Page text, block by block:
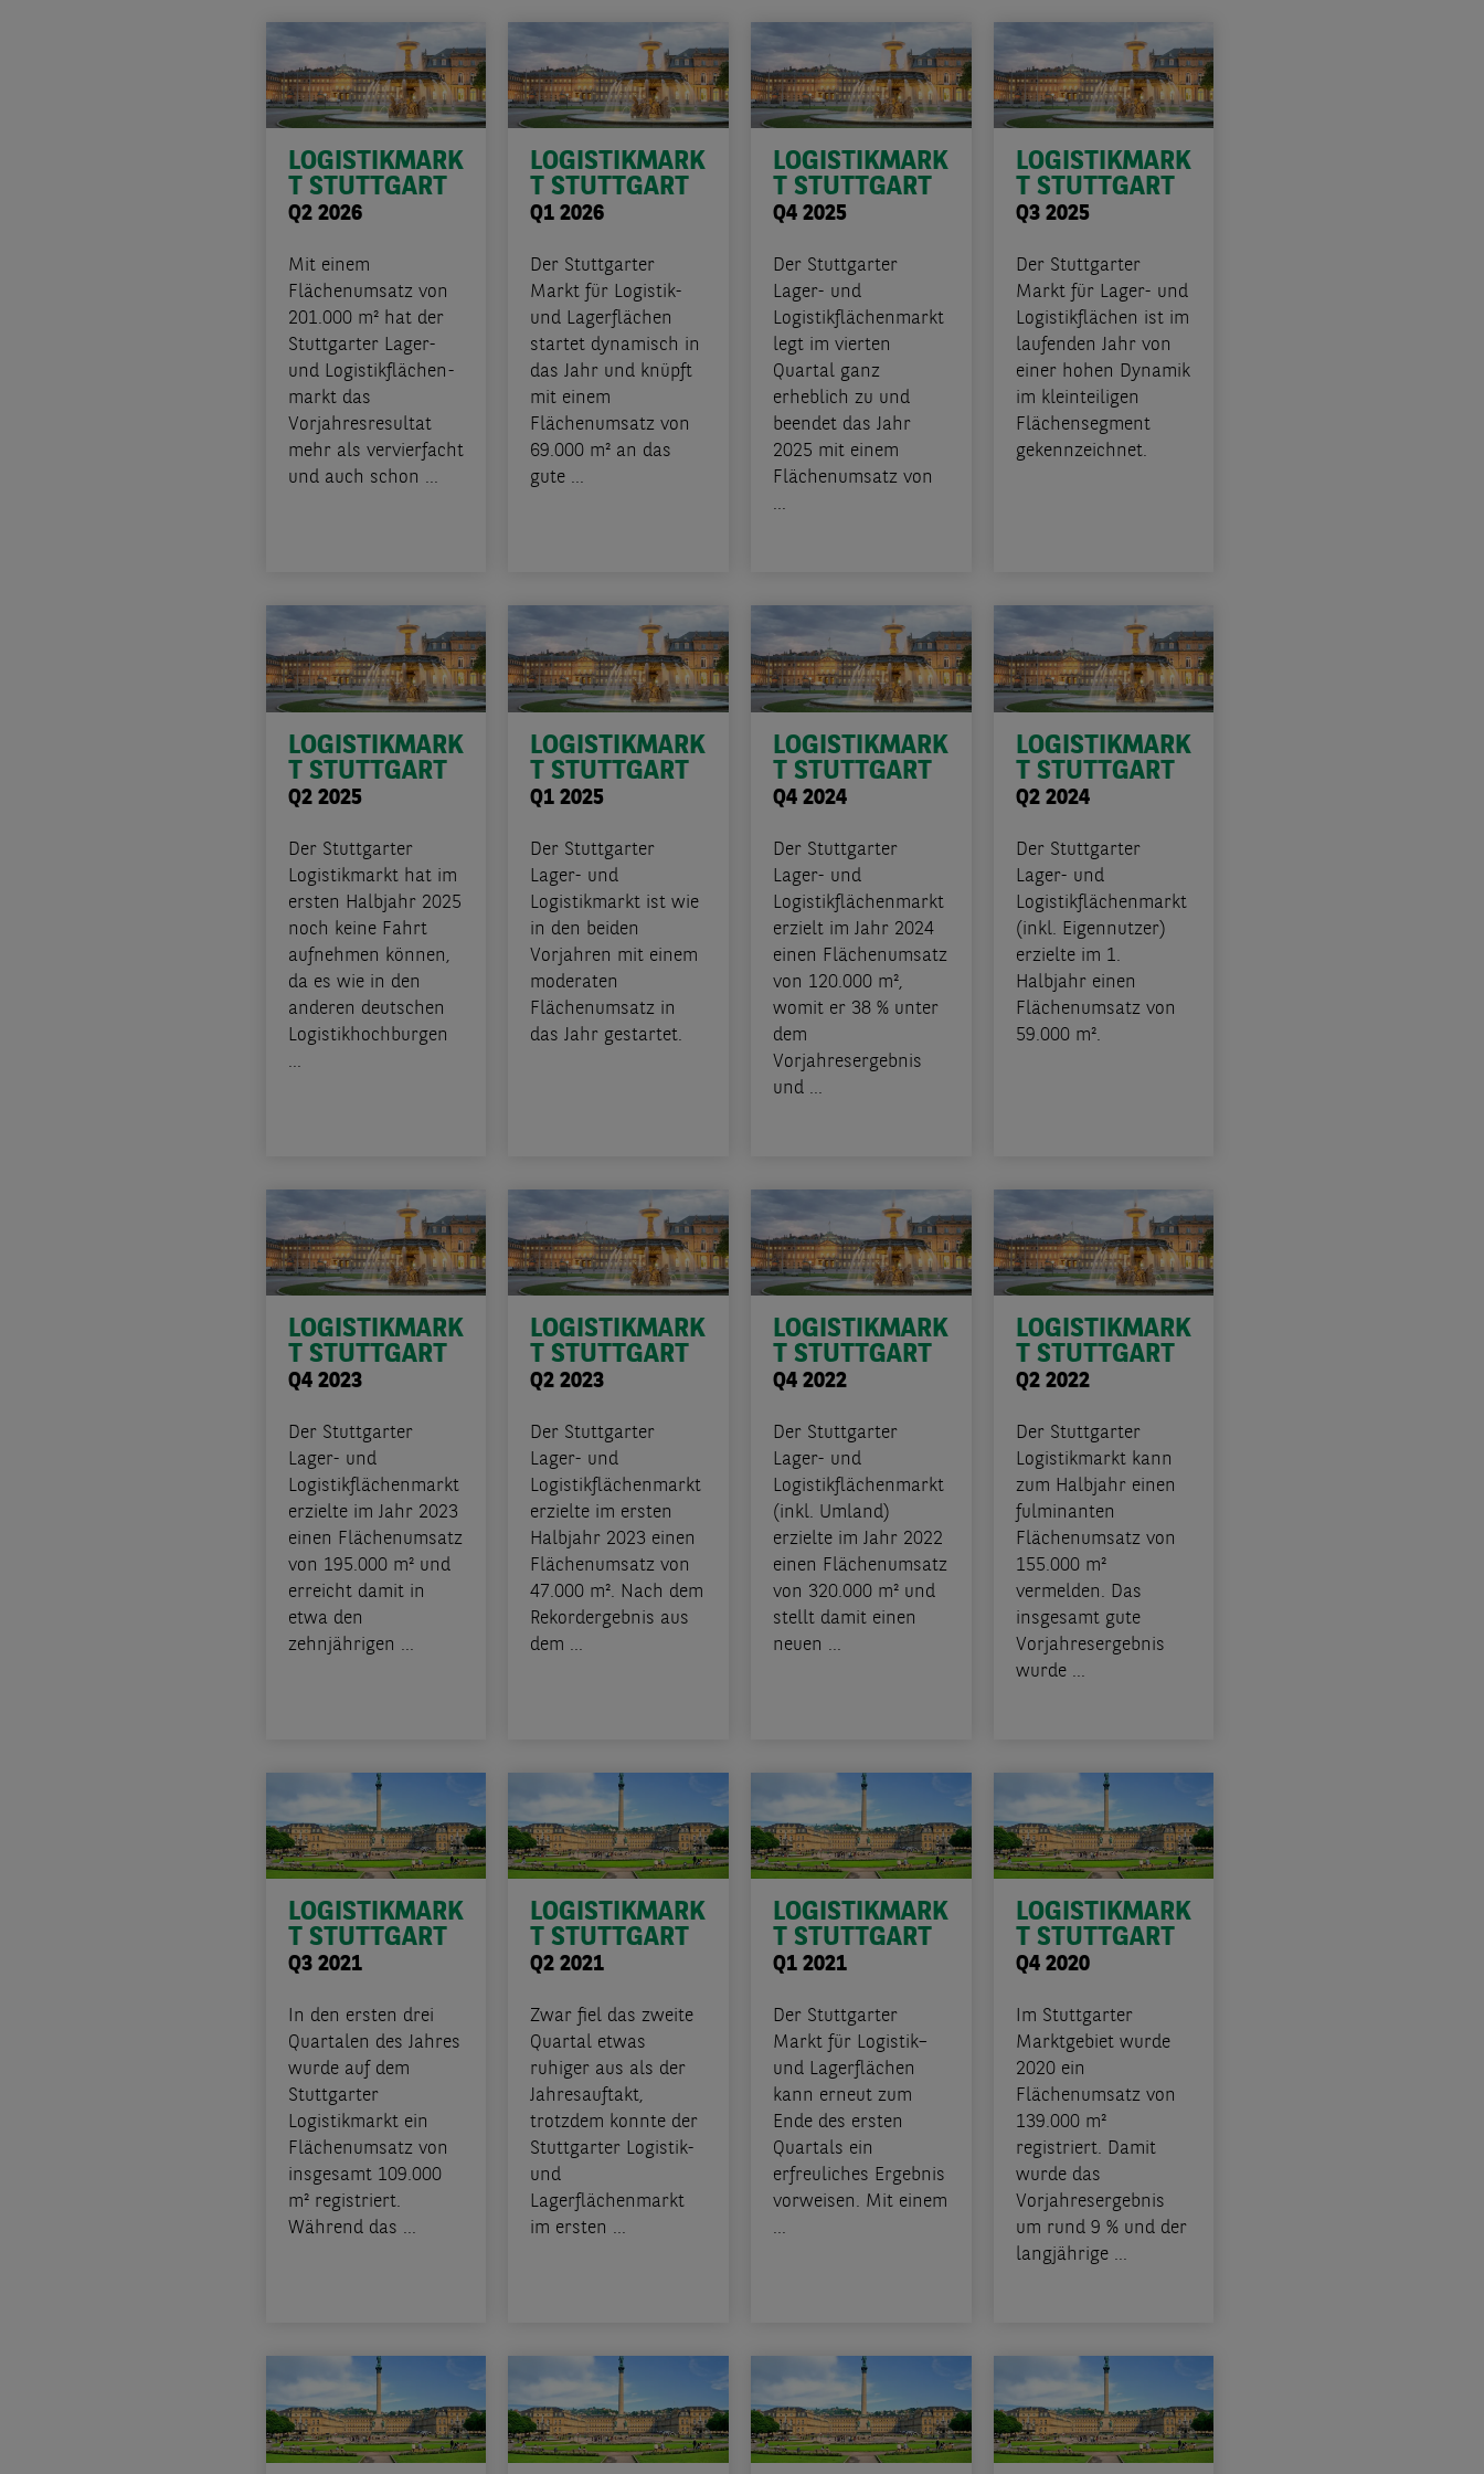
LOGISTIKMARK
T STUTTGART
Q2 2026
Mit einem
Flächenumsatz von
201.000 m² hat der
Stuttgarter Lager-
und Logistikflächen-
markt das
Vorjahresresultat
mehr als vervierfacht
und auch schon ...
LOGISTIKMARK
T STUTTGART
Q1 2026
Der Stuttgarter
Markt für Logistik-
und Lagerflächen
startet dynamisch in
das Jahr und knüpft
mit einem
Flächenumsatz von
69.000 m² an das
gute ...
LOGISTIKMARK
T STUTTGART
Q4 2025
Der Stuttgarter
Lager- und
Logistikflächenmarkt
legt im vierten
Quartal ganz
erheblich zu und
beendet das Jahr
2025 mit einem
Flächenumsatz von
...
LOGISTIKMARK
T STUTTGART
Q3 2025
Der Stuttgarter
Markt für Lager- und
Logistikflächen ist im
laufenden Jahr von
einer hohen Dynamik
im kleinteiligen
Flächensegment
gekennzeichnet.
LOGISTIKMARK
T STUTTGART
Q2 2025
Der Stuttgarter
Logistikmarkt hat im
ersten Halbjahr 2025
noch keine Fahrt
aufnehmen können,
da es wie in den
anderen deutschen
Logistikhochburgen
...
LOGISTIKMARK
T STUTTGART
Q1 2025
Der Stuttgarter
Lager- und
Logistikmarkt ist wie
in den beiden
Vorjahren mit einem
moderaten
Flächenumsatz in
das Jahr gestartet.
LOGISTIKMARK
T STUTTGART
Q4 2024
Der Stuttgarter
Lager- und
Logistikflächenmarkt
erzielt im Jahr 2024
einen Flächenumsatz
von 120.000 m²,
womit er 38 % unter
dem
Vorjahresergebnis
und ...
LOGISTIKMARK
T STUTTGART
Q2 2024
Der Stuttgarter
Lager- und
Logistikflächenmarkt
(inkl. Eigennutzer)
erzielte im 1.
Halbjahr einen
Flächenumsatz von
59.000 m².
LOGISTIKMARK
T STUTTGART
Q4 2023
Der Stuttgarter
Lager- und
Logistikflächenmarkt
erzielte im Jahr 2023
einen Flächenumsatz
von 195.000 m² und
erreicht damit in
etwa den
zehnjährigen ...
LOGISTIKMARK
T STUTTGART
Q2 2023
Der Stuttgarter
Lager- und
Logistikflächenmarkt
erzielte im ersten
Halbjahr 2023 einen
Flächenumsatz von
47.000 m². Nach dem
Rekordergebnis aus
dem ...
LOGISTIKMARK
T STUTTGART
Q4 2022
Der Stuttgarter
Lager- und
Logistikflächenmarkt
(inkl. Umland)
erzielte im Jahr 2022
einen Flächenumsatz
von 320.000 m² und
stellt damit einen
neuen ...
LOGISTIKMARK
T STUTTGART
Q2 2022
Der Stuttgarter
Logistikmarkt kann
zum Halbjahr einen
fulminanten
Flächenumsatz von
155.000 m²
vermelden. Das
insgesamt gute
Vorjahresergebnis
wurde ...
LOGISTIKMARK
T STUTTGART
Q3 2021
In den ersten drei
Quartalen des Jahres
wurde auf dem
Stuttgarter
Logistikmarkt ein
Flächenumsatz von
insgesamt 109.000
m² registriert.
Während das ...
LOGISTIKMARK
T STUTTGART
Q2 2021
Zwar fiel das zweite
Quartal etwas
ruhiger aus als der
Jahresauftakt,
trotzdem konnte der
Stuttgarter Logistik-
und
Lagerflächenmarkt
im ersten ...
LOGISTIKMARK
T STUTTGART
Q1 2021
Der Stuttgarter
Markt für Logistik–
und Lagerflächen
kann erneut zum
Ende des ersten
Quartals ein
erfreuliches Ergebnis
vorweisen. Mit einem
...
LOGISTIKMARK
T STUTTGART
Q4 2020
Im Stuttgarter
Marktgebiet wurde
2020 ein
Flächenumsatz von
139.000 m²
registriert. Damit
wurde das
Vorjahresergebnis
um rund 9 % und der
langjährige ...